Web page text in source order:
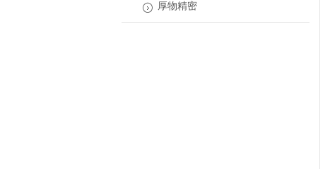
厚物精密